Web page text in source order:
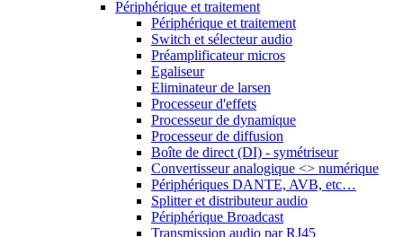
Périphérique et traitement
Périphérique et traitement
Switch et sélecteur audio
Préamplificateur micros
Egaliseur
Eliminateur de larsen
Processeur d'effets
Processeur de dynamique
Processeur de diffusion
Boîte de direct (DI) - symétriseur
Convertisseur analogique <> numérique
Périphériques DANTE, AVB, etc…
Splitter et distributeur audio
Périphérique Broadcast
Transmission audio par RJ45